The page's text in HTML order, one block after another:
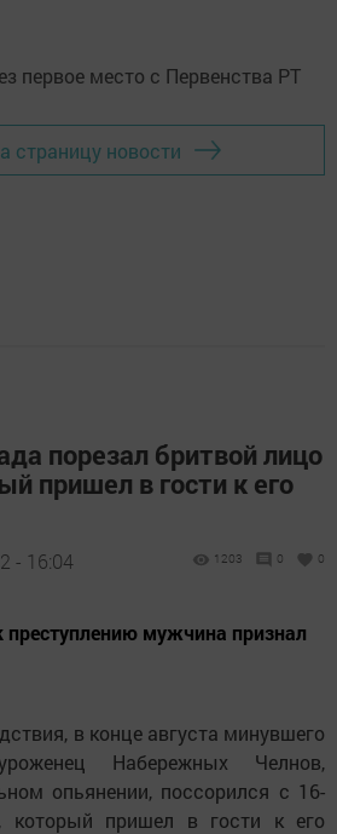
страницу новости
порезал бритвой лицо
пришел в гости к его
- 16:04 1203 0 0
преступлению мужчина признал
в конце августа минувшего
Набережных Челнов,
опьянении, поссорился с 16-
который пришел в гости к его